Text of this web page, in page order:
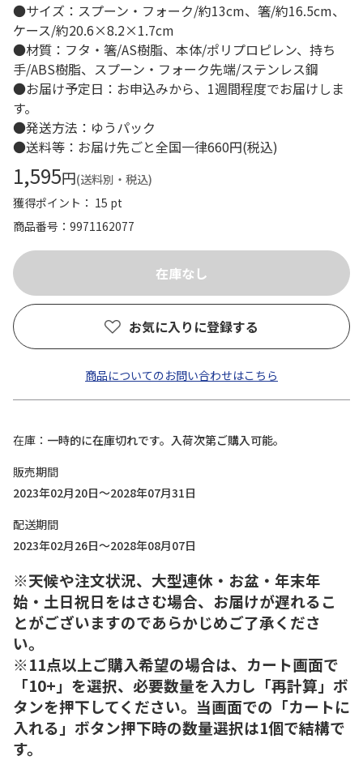
●サイズ：スプーン・フォーク/約13cm、箸/約16.5cm、
ケース/約20.6×8.2×1.7cm
●材質：フタ・箸/AS樹脂、本体/ポリプロピレン、持ち
手/ABS樹脂、スプーン・フォーク先端/ステンレス鋼
●お届け予定日：お申込みから、1週間程度でお届けしま
す。
●発送方法：ゆうパック
●送料等：お届け先ごと全国一律660円(税込)
1,595円(送料別・税込)
獲得ポイント： 15 pt
商品番号
9971162077
お気に入りに登録する
商品についてのお問い合わせはこちら
在庫
一時的に在庫切れです。入荷次第ご購入可能。
販売期間
2023年02月20日～2028年07月31日
配送期間
2023年02月26日～2028年08月07日
※天候や注文状況、大型連休・お盆・年末年
始・土日祝日をはさむ場合、お届けが遅れるこ
とがございますのであらかじめご了承くださ
い。
※11点以上ご購入希望の場合は、カート画面で
「10+」を選択、必要数量を入力し「再計算」ボ
タンを押下してください。当画面での「カートに
入れる」ボタン押下時の数量選択は1個で結構で
す。